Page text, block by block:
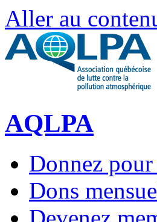
Aller au
AQLPA
Donnez
Dons